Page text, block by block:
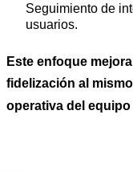
Seguimiento de
usuarios.
Este enfoque
fidelización al
operativa del